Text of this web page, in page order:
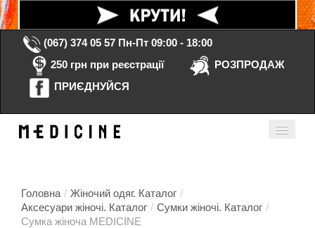
(067) 374 05 57 Пн-Пт 09:00 - 18:00
250 грн при реєстрації
РОЗПРОДАЖ
ПРИЄДНУЙСЯ
Головна / Жіночий одяг. Каталог /
Аксесуари жіночі. Каталог / Сумки жіночі. Каталог /
Сумка жіноча MEDICINE